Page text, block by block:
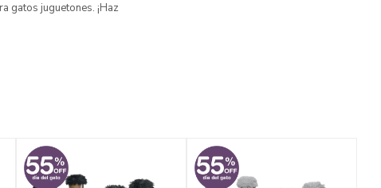
gatos juguetones. ¡Haz